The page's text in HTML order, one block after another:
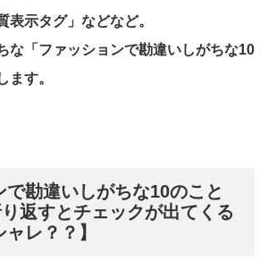
表示タグ」などなど。
な「ファッションで勘違いしがちな10
ます。
で勘違いしがちな10のこと
返すとチェックが出てくる
レ？？】